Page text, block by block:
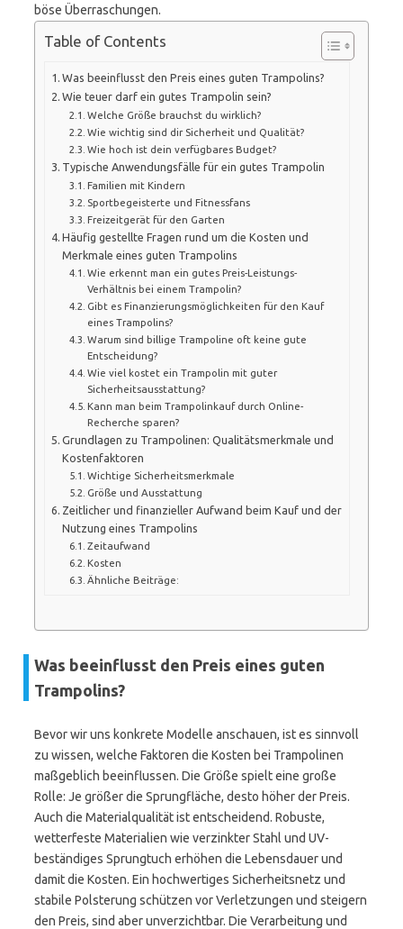
böse Überraschungen.
Table of Contents
Was beeinflusst den Preis eines guten Trampolins?
Wie teuer darf ein gutes Trampolin sein?
Welche Größe brauchst du wirklich?
Wie wichtig sind dir Sicherheit und Qualität?
Wie hoch ist dein verfügbares Budget?
Typische Anwendungsfälle für ein gutes Trampolin
Familien mit Kindern
Sportbegeisterte und Fitnessfans
Freizeitgerät für den Garten
Häufig gestellte Fragen rund um die Kosten und
Merkmale eines guten Trampolins
Wie erkennt man ein gutes Preis-Leistungs-
Verhältnis bei einem Trampolin?
Gibt es Finanzierungsmöglichkeiten für den Kauf
eines Trampolins?
Warum sind billige Trampoline oft keine gute
Entscheidung?
Wie viel kostet ein Trampolin mit guter
Sicherheitsausstattung?
Kann man beim Trampolinkauf durch Online-
Recherche sparen?
Grundlagen zu Trampolinen: Qualitätsmerkmale und
Kostenfaktoren
Wichtige Sicherheitsmerkmale
Größe und Ausstattung
Zeitlicher und finanzieller Aufwand beim Kauf und der
Nutzung eines Trampolins
Zeitaufwand
Kosten
Ähnliche Beiträge:
Was beeinflusst den Preis eines guten
Trampolins?
Bevor wir uns konkrete Modelle anschauen, ist es sinnvoll
zu wissen, welche Faktoren die Kosten bei Trampolinen
maßgeblich beeinflussen. Die Größe spielt eine große
Rolle: Je größer die Sprungfläche, desto höher der Preis.
Auch die Materialqualität ist entscheidend. Robuste,
wetterfeste Materialien wie verzinkter Stahl und UV-
beständiges Sprungtuch erhöhen die Lebensdauer und
damit die Kosten. Ein hochwertiges Sicherheitsnetz und
stabile Polsterung schützen vor Verletzungen und steigern
den Preis, sind aber unverzichtbar. Die Verarbeitung und